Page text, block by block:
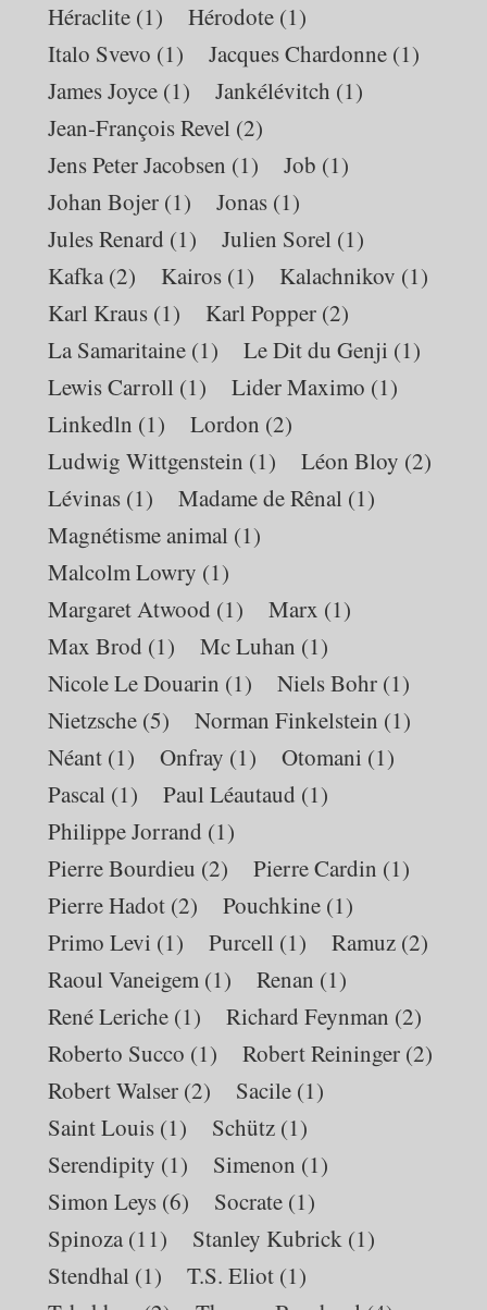
Héraclite (1) Hérodote (1)
Italo Svevo (1) Jacques Chardonne (1)
James Joyce (1) Jankélévitch (1)
Jean-François Revel (2)
Jens Peter Jacobsen (1) Job (1)
Johan Bojer (1) Jonas (1)
Jules Renard (1) Julien Sorel (1)
Kafka (2) Kairos (1) Kalachnikov (1)
Karl Kraus (1) Karl Popper (2)
La Samaritaine (1) Le Dit du Genji (1)
Lewis Carroll (1) Lider Maximo (1)
Linkedln (1) Lordon (2)
Ludwig Wittgenstein (1) Léon Bloy (2)
Lévinas (1) Madame de Rênal (1)
Magnétisme animal (1)
Malcolm Lowry (1)
Margaret Atwood (1) Marx (1)
Max Brod (1) Mc Luhan (1)
Nicole Le Douarin (1) Niels Bohr (1)
Nietzsche (5) Norman Finkelstein (1)
Néant (1) Onfray (1) Otomani (1)
Pascal (1) Paul Léautaud (1)
Philippe Jorrand (1)
Pierre Bourdieu (2) Pierre Cardin (1)
Pierre Hadot (2) Pouchkine (1)
Primo Levi (1) Purcell (1) Ramuz (2)
Raoul Vaneigem (1) Renan (1)
René Leriche (1) Richard Feynman (2)
Roberto Succo (1) Robert Reininger (2)
Robert Walser (2) Sacile (1)
Saint Louis (1) Schütz (1)
Serendipity (1) Simenon (1)
Simon Leys (6) Socrate (1)
Spinoza (11) Stanley Kubrick (1)
Stendhal (1) T.S. Eliot (1)